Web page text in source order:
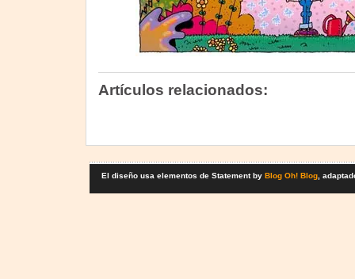
Artículos relacionados:
El diseño usa elementos de Statement by Blog Oh! Blog,